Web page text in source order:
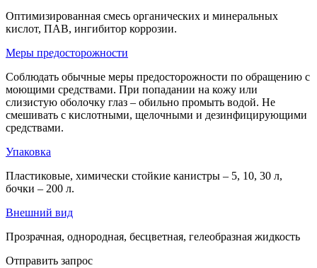
Оптимизированная смесь органических и минеральных
кислот, ПАВ, ингибитор коррозии.
Меры предосторожности
Соблюдать обычные меры предосторожности по обращению с
моющими средствами. При попадании на кожу или
слизистую оболочку глаз – обильно промыть водой. Не
смешивать с кислотными, щелочными и дезинфицирующими
средствами.
Упаковка
Пластиковые, химически стойкие канистры – 5, 10, 30 л,
бочки – 200 л.
Внешний вид
Прозрачная, однородная, бесцветная, гелеобразная жидкость
Отправить запрос